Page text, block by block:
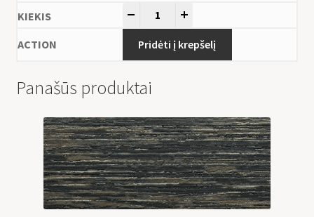
Pridėti į krepšelį
Panašūs produktai